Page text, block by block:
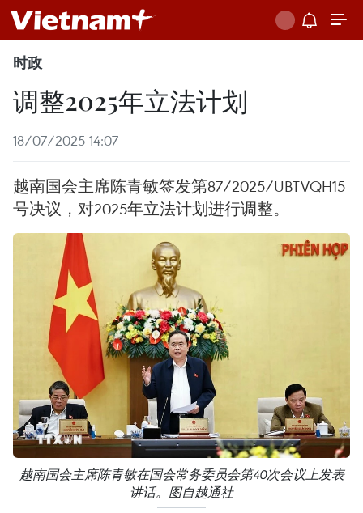
时政
调整2025年立法计划
18/07/2025 14:07
越南国会主席陈青敏签发第87/2025/UBTVQH15
号决议，对2025年立法计划进行调整。
越南国会主席陈青敏在国会常务委员会第40次会议上发表
讲话。图自越通社